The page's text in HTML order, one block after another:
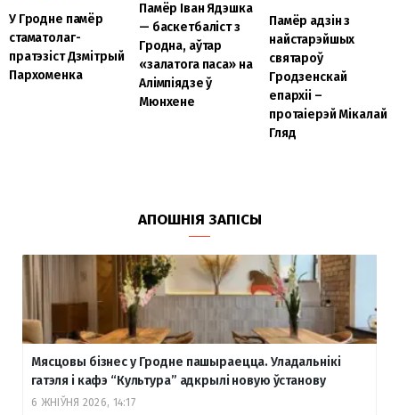
У Гродне памёр
стаматолаг-
пратэзіст Дзмітрый
Пархоменка
Памёр Іван Ядэшка
— баскетбаліст з
Гродна, аўтар
«залатога паса» на
Алімпіядзе ў
Мюнхене
Памёр адзін з
найстарэйшых
святароў
Гродзенскай
епархіі –
протаіерэй Мікалай
Гляд
АПОШНІЯ ЗАПІСЫ
Мясцовы бізнес у Гродне пашыраецца. Уладальнікі
гатэля і кафэ “Культура” адкрылі новую ўстанову
6 ЖНІЎНЯ 2026, 14:17